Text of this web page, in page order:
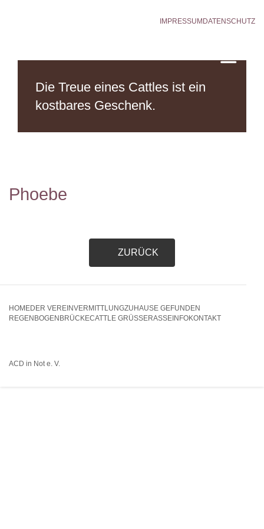
IMPRESSUM DATENSCHUTZ
Die Treue eines Cattles ist ein
kostbares Geschenk.
Phoebe
ZURÜCK
HOMEDER VEREINVERMITTLUNGZUHAUSE GEFUNDEN
REGENBOGENBRÜCKECATTLE GRÜSSE RASSEINFOKONTAKT
ACD in Not e. V.